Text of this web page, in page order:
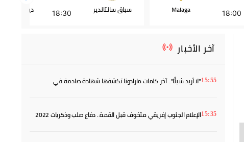
18:00
Malaga سباق سانتاندير 18:30 ديبورتيفو
آخر الأخبار
15:55"لا أريد شيئًا".. آخر كلمات مارادونا تكشفها شهادة صادمة في
15:35
الإعلام الجنوب إفريقي متخوف قبل القمة.. دفاع صلب وذكريات 2022